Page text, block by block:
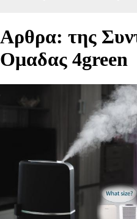
Aρθρα: της
Ομαδας 4green